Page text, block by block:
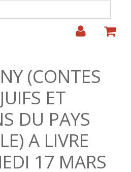
de recherche
(CONTES
ET
DU PAYS
A LIVRE
17 MARS